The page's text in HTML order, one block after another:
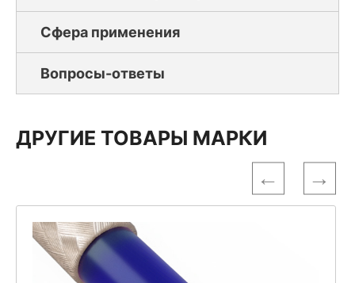
Сфера применения
Вопросы-ответы
ДРУГИЕ ТОВАРЫ МАРКИ